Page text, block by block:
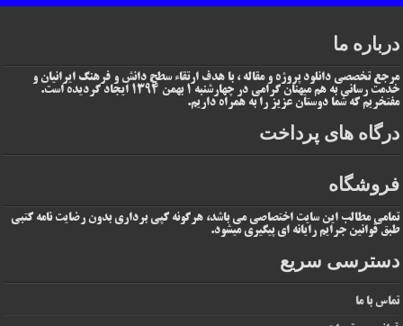
درباره ما
مرجع تخصصی دانلود پروژه و مقاله ، با هدف ارتقاء سطح دانش و فرهنگ ایرانیان و
خدمت رسانی به هم میهنان گرامی در چهارشنبه 1 بهمن 1394 ایجاد گردیده است.
مفتخریم که شما دوستان عزیز را به همراه داریم.
درگاه های پرداخت
فروشگاه
تمامی مطالب این سایت اختصاصی می باشد، هرگونه کپی برداری بدون رضایت نامه کتبی
طبق قوانین جرایم رایانه ای پیگیری میشود.
دسترسی سریع
تماس با ما